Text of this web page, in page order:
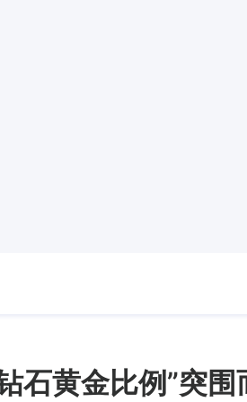
黄金比例”突围